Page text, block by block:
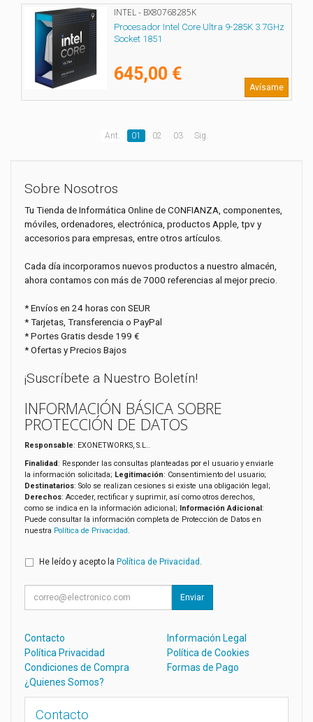
INTEL - BX80768285K
Procesador Intel Core Ultra 9-285K 3.7GHz
Socket 1851
645,00 €
Avísame
Ant. 01 02 03 Sig.
Sobre Nosotros
Tu Tienda de Informática Online de CONFIANZA, componentes,
móviles, ordenadores, electrónica, productos Apple, tpv y
accesorios para empresas, entre otros artículos.
Cada día incorporamos nuevos productos a nuestro almacén,
ahora contamos con más de 7000 referencias al mejor precio.
* Envíos en 24 horas con SEUR
* Tarjetas, Transferencia o PayPal
* Portes Gratis desde 199 €
* Ofertas y Precios Bajos
¡Suscríbete a Nuestro Boletín!
INFORMACIÓN BÁSICA SOBRE
PROTECCIÓN DE DATOS
Responsable: EXONETWORKS, S.L..
Finalidad: Responder las consultas planteadas por el usuario y enviarle
la información solicitada; Legitimación: Consentimiento del usuario;
Destinatarios: Solo se realizan cesiones si existe una obligación legal;
Derechos: Acceder, rectificar y suprimir, así como otros derechos,
como se indica en la información adicional;
Información Adicional :
Puede consultar la información completa de Protección de Datos en
nuestra Política de Privacidad .
He leído y acepto la Política de Privacidad
Enviar
Contacto
Información Legal
Política Privacidad
Política de Cookies
Condiciones de Compra
Formas de Pago
¿Quienes Somos?
Contacto